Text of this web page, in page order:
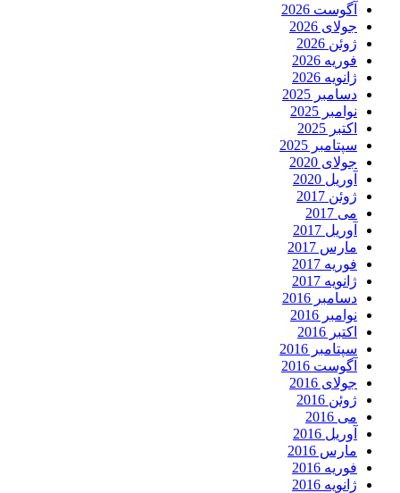
آگوست 2026
جولای 2026
ژوئن 2026
فوریه 2026
ژانویه 2026
دسامبر 2025
نوامبر 2025
اکتبر 2025
سپتامبر 2025
جولای 2020
آوریل 2020
ژوئن 2017
می 2017
آوریل 2017
مارس 2017
فوریه 2017
ژانویه 2017
دسامبر 2016
نوامبر 2016
اکتبر 2016
سپتامبر 2016
آگوست 2016
جولای 2016
ژوئن 2016
می 2016
آوریل 2016
مارس 2016
فوریه 2016
ژانویه 2016